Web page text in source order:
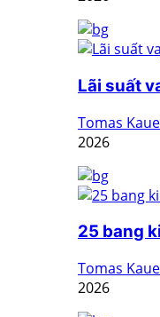
Lãi suất
Tomas
2026
25 bang
Tomas
2026